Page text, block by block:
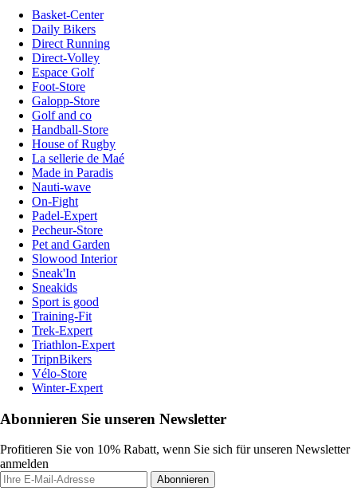
Basket-Center
Daily Bikers
Direct Running
Direct-Volley
Espace Golf
Foot-Store
Galopp-Store
Golf and co
Handball-Store
House of Rugby
La sellerie de Maé
Made in Paradis
Nauti-wave
On-Fight
Padel-Expert
Pecheur-Store
Pet and Garden
Slowood Interior
Sneak'In
Sneakids
Sport is good
Training-Fit
Trek-Expert
Triathlon-Expert
TripnBikers
Vélo-Store
Winter-Expert
Abonnieren Sie unseren Newsletter
Profitieren Sie von 10% Rabatt, wenn Sie sich für unseren Newsletter
anmelden
Abonnieren